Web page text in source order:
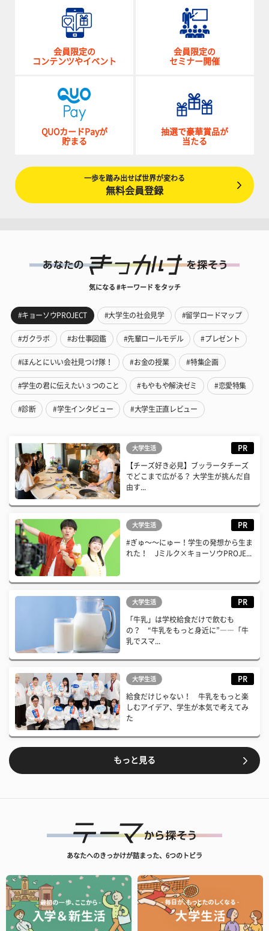
会員限定の
コンテンツやイベント
会員限定の
セミナー開催
QUOカードPayが
貯まる
抽選で豪華賞品が
当たる
一歩を踏み出せば世界が変わる
無料会員登録
気になる #キーワード をタッチ
#キョーソウPROJECT #大学生の社会見学 #留学ロードマップ
#ガクラボ #お仕事図鑑 #先輩ロールモデル #プレゼント
#ほんとにいい会社見つけ隊！ #お金の授業 #特集企画
#学生の君に伝えたい３つのこと #もやもや解決ゼミ #恋愛特集
#診断 #学生インタビュー #大学生正直レビュー
大学生活 PR
【チーズ好き必見】ブッラータチーズ
でどこまで広がる？ 大学生が挑んだ自
由す...
大学生活 PR
#ぎゅ〜〜にゅー！学生の発想から生ま
れた！ Jミルク×キョーソウPROJE...
大学生活 PR
「牛乳」は学校給食だけで飲むも
の？ “牛乳をもっと身近に”――「牛
乳でスマ...
大学生活 PR
給食だけじゃない！ 牛乳をもっと楽
しむアイデア、学生が本気で考えてみ
た
もっと見る
あなたへのきっかけが詰まった、6つのトビラ